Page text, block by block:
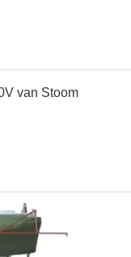
van Stoom